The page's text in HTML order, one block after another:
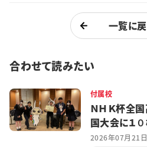
学生記者募集
一覧に
合わせて読みたい
付属校
ＮＨＫ杯全
国大会に１
2026年07月21日